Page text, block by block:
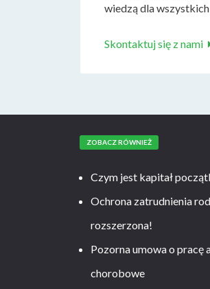
wiedzą dla
Skontaktuj się z nami
ZOBACZ RÓWNIEŻ
Czym jest kapitał
Ochrona zatrudnienia
rozszerzona!
Pozorna umowa o pracę
chorobowe